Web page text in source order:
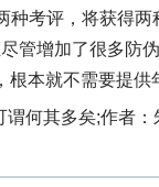
考评，将获得
增加了很多防
本就不需要提供
何其多矣;作者